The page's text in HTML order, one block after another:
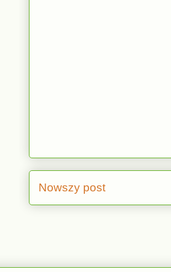
Nowszy post